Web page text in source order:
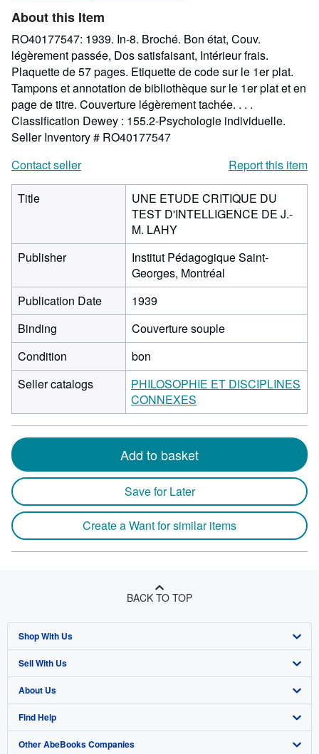
About this Item
RO40177547: 1939. In-8. Broché. Bon état, Couv.
légèrement passée, Dos satisfaisant, Intérieur frais.
Plaquette de 57 pages. Etiquette de code sur le 1er plat.
Tampons et annotation de bibliothèque sur le 1er plat et en
page de titre. Couverture légèrement tachée. . . .
Classification Dewey : 155.2-Psychologie individuelle.
Seller Inventory # RO40177547
Contact seller
Report this item
Title
UNE ETUDE CRITIQUE DU
TEST D'INTELLIGENCE DE J.-
M. LAHY
Publisher
Institut Pédagogique Saint-
Georges, Montréal
Publication Date
1939
Binding
Couverture souple
Condition
bon
Seller catalogs
PHILOSOPHIE ET DISCIPLINES
CONNEXES
Add to basket
Save for Later
Create a Want for similar items
BACK TO TOP
Shop With Us
Advanced Search
Browse Collections
My Account
My Orders
Sell With Us
Start Selling
Join Our Affiliate Program
Book Buyback
About Us
About AbeBooks
Media
Find Help
Help
Other AbeBooks Companies